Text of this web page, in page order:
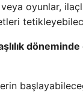
oyunlar,
döneminde